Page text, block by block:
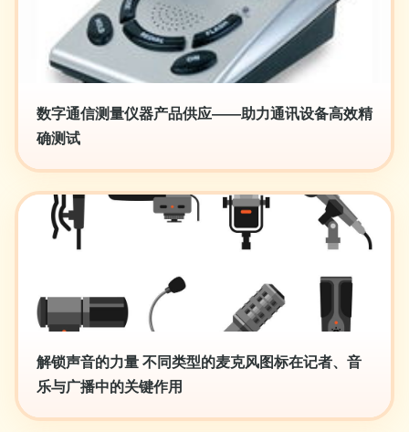
数字通信测量仪器产品供应——助力通讯设备高效精
确测试
解锁声音的力量 不同类型的麦克风图标在记者、音
乐与广播中的关键作用